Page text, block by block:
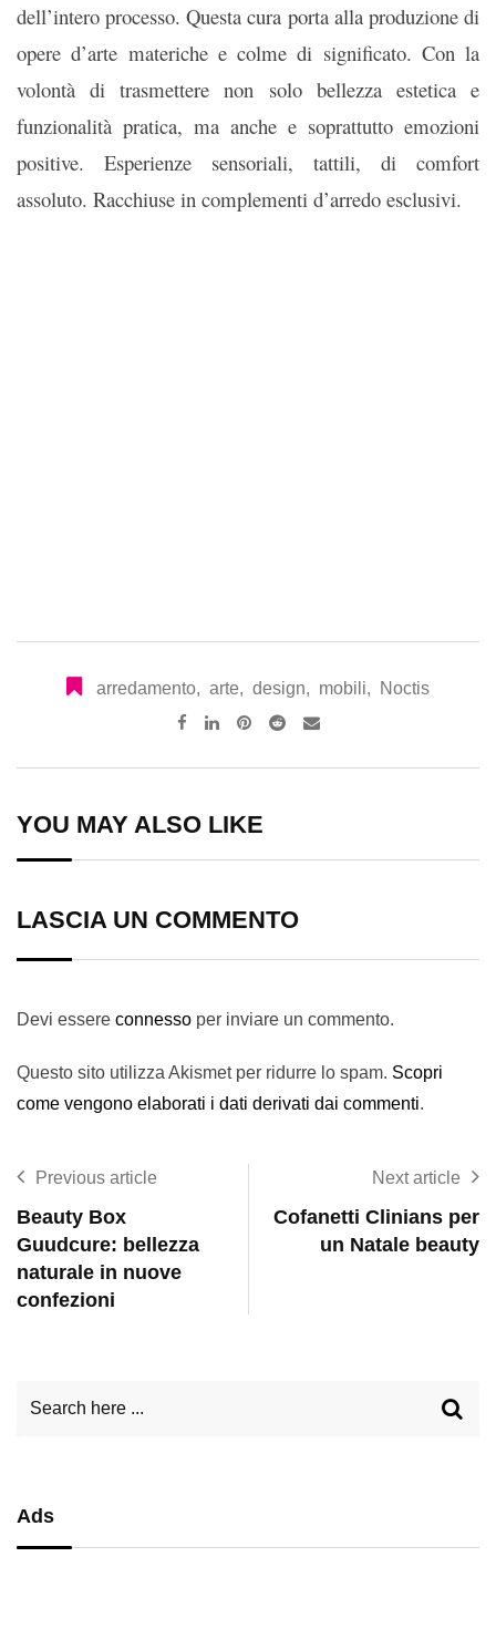
dell’intero processo. Questa cura porta alla produzione di
opere d’arte materiche e colme di significato. Con la
volontà di trasmettere non solo bellezza estetica e
funzionalità pratica, ma anche e soprattutto emozioni
positive. Esperienze sensoriali, tattili, di comfort
assoluto. Racchiuse in complementi d’arredo esclusivi.
arredamento, arte, design, mobili,
Noctis
Pinterest
RedditShare
YOU MAY ALSO LIKE
LASCIA UN COMMENTO
Devi essere connesso per inviare un commento.
Questo sito utilizza Akismet per ridurre lo spam. Scopri
come vengono elaborati i dati derivati dai commenti.
Previous article
Beauty Box
Guudcure: bellezza
naturale in nuove
confezioni
Next article
Cofanetti Clinians per
un Natale beauty
Ads